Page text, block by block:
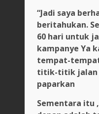
“Jadi saya
beritahukan.
60 hari untuk
kampanye Ya
tempat-
titik-titik jalan
paparkan
Sementara itu